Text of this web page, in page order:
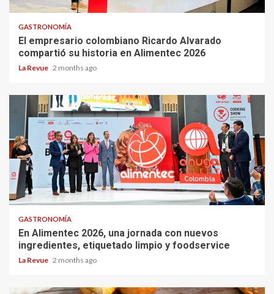
GASTRONOMÍA
El empresario colombiano Ricardo Alvarado
compartió su historia en Alimentec 2026
La Revue 2 months ago
GASTRONOMÍA
En Alimentec 2026, una jornada con nuevos
ingredientes, etiquetado limpio y foodservice
La Revue 2 months ago